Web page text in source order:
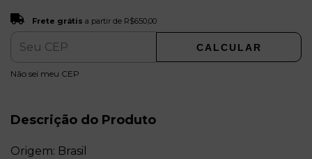
Entregas para o CEP: ALTERAR CEP
Frete grátis a partir de R$650,00
CALCULAR
Não sei meu CEP
Descrição do Produto
Origem: Brasil